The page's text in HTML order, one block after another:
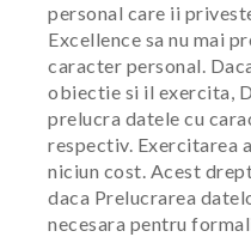
personal care ii
Excellence sa nu mai
caracter personal.
obiectie si il exercita,
prelucra datele cu
respectiv. Exercitarea
niciun cost. Acest
daca Prelucrarea
necesara pentru